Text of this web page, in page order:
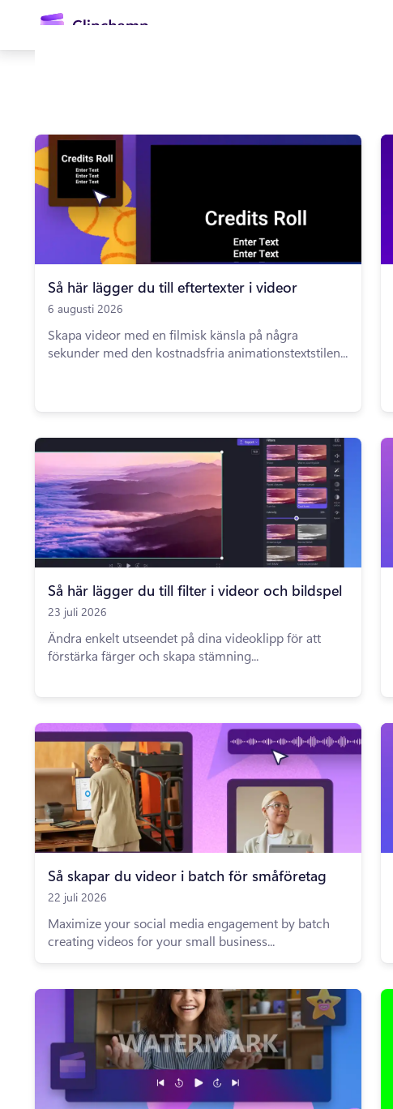
huvudinnehåll
Logga in
Så här lägger du till eftertexter i videor
6 augusti 2026
Skapa videor med en filmisk känsla på några
sekunder med den kostnadsfria animationstextstilen...
Så här lägger du till filter i videor och bildspel
23 juli 2026
Ändra enkelt utseendet på dina videoklipp för att
förstärka färger och skapa stämning...
Så skapar du videor i batch för småföretag
22 juli 2026
Maximize your social media engagement by batch
creating videos for your small business...